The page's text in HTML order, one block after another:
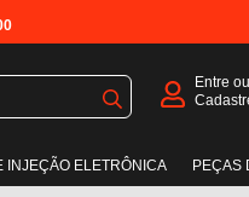
Entre ou
INJEÇÃO ELETRÔNICA PEÇAS